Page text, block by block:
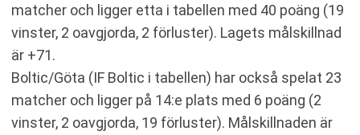
matcher och ligger etta i tabellen med 40 poäng (19
vinster, 2 oavgjorda, 2 förluster). Lagets målskillnad
är +71.
Boltic/Göta (IF Boltic i tabellen) har också spelat 23
matcher och ligger på 14:e plats med 6 poäng (2
vinster, 2 oavgjorda, 19 förluster). Målskillnaden är